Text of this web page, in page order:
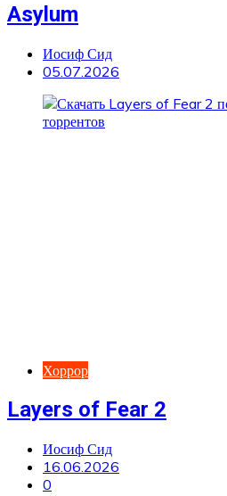
Asylum
Иосиф Сид
05.07.2026
Хоррор
Layers of Fear 2
Иосиф Сид
16.06.2026
0